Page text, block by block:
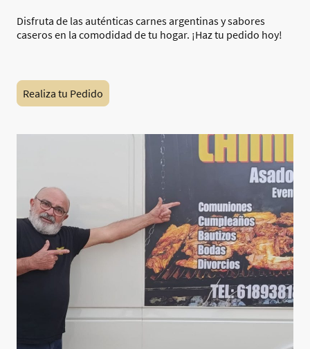
Disfruta de las auténticas carnes argentinas y sabores
caseros en la comodidad de tu hogar. ¡Haz tu pedido hoy!
Realiza tu Pedido